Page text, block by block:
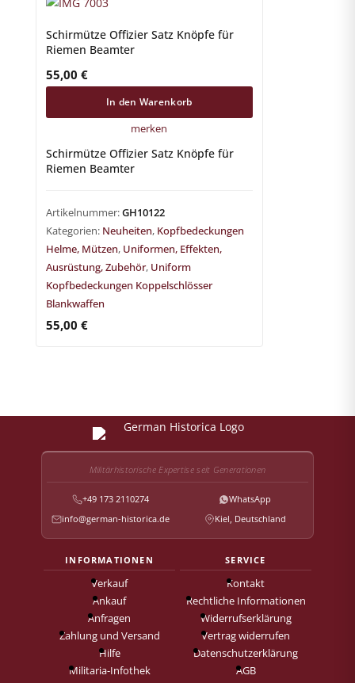
Schirmütze Offizier Satz Knöpfe für
Riemen Beamter
55,00 €
In den Warenkorb
merken
Schirmütze Offizier Satz Knöpfe für
Riemen Beamter
Artikelnummer:GH10122
Kategorien: Neuheiten, Kopfbedeckungen
Helme, Mützen, Uniformen, Effekten,
Ausrüstung, Zubehör, Uniform
Kopfbedeckungen Koppelschlösser
Blankwaffen
55,00 €
Militärhistorische Expertise seit Generationen
+49 173 2110274
WhatsApp
info@german-historica.de
Kiel, Deutschland
INFORMATIONEN
Verkauf
Ankauf
Anfragen
Zahlung und Versand
Hilfe
Militaria-Infothek
SERVICE
Kontakt
Rechtliche Informationen
Widerrufserklärung
Vertrag widerrufen
Datenschutzerklärung
AGB